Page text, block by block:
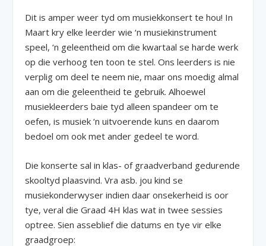
Dit is amper weer tyd om musiekkonsert te hou! In
Maart kry elke leerder wie ‘n musiekinstrument
speel, ‘n geleentheid om die kwartaal se harde werk
op die verhoog ten toon te stel. Ons leerders is nie
verplig om deel te neem nie, maar ons moedig almal
aan om die geleentheid te gebruik. Alhoewel
musiekleerders baie tyd alleen spandeer om te
oefen, is musiek ‘n uitvoerende kuns en daarom
bedoel om ook met ander gedeel te word.
Die konserte sal in klas- of graadverband gedurende
skooltyd plaasvind. Vra asb. jou kind se
musiekonderwyser indien daar onsekerheid is oor
tye, veral die Graad 4H klas wat in twee sessies
optree. Sien asseblief die datums en tye vir elke
graadgroep: